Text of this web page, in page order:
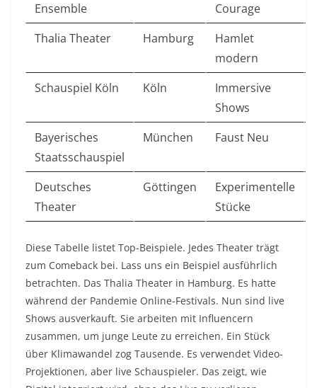
Ensemble
Courage
Thalia Theater Hamburg
Hamlet
modern
Schauspiel Köln Köln
Immersive
Shows
Bayerisches
Staatsschauspiel
München Faust Neu
Deutsches
Theater
Göttingen
Experimentelle
Stücke
Diese Tabelle listet Top-Beispiele. Jedes Theater trägt
zum Comeback bei. Lass uns ein Beispiel ausführlich
betrachten. Das Thalia Theater in Hamburg. Es hatte
während der Pandemie Online-Festivals. Nun sind live
Shows ausverkauft. Sie arbeiten mit Influencern
zusammen, um junge Leute zu erreichen. Ein Stück
über Klimawandel zog Tausende. Es verwendet Video-
Projektionen, aber live Schauspieler. Das zeigt, wie